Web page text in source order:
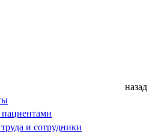
назад
и сотрудники